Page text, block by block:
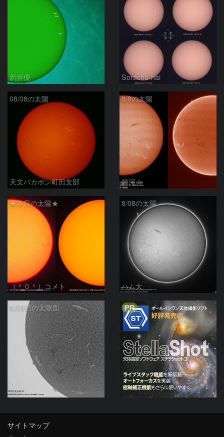
新井優 Sorachu-hai
08/08の太陽
天文バカボン町田支部
8/8の太陽
銀河☆
★本日の太陽★
（＾０＾）コメト
8/08の太陽
ハム太
8月8日の太陽面
ta-o
PR
サイトマップ